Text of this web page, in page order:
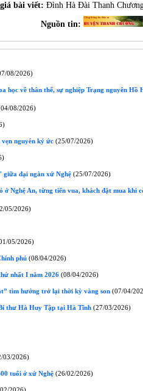
bài viết: Đình Hà Đài Thanh
Nguồn tin:
08/2026)
học về thân thế, sự nghiệp Trạng nguyên Hồ
08/2026)
nguyên ký ức (25/07/2026)
giữa đại ngàn xứ Nghệ (25/07/2026)
Nghệ An, từng tiến vua, khách đặt mua khi
05/2026)
05/2026)
phủ (08/04/2026)
nhất I năm 2026 (08/04/2026)
tìm hướng trở lại thời kỳ vàng son (07/04/
thư Hà Huy Tập tại Hà Tĩnh (27/03/2026)
03/2026)
tuổi ở xứ Nghệ (26/02/2026)